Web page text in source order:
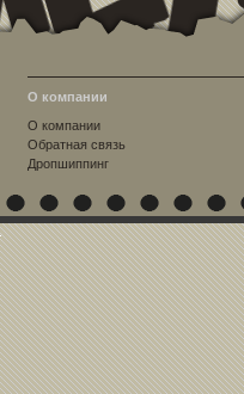
О компании
О компании
Обратная связь
Дропшиппинг